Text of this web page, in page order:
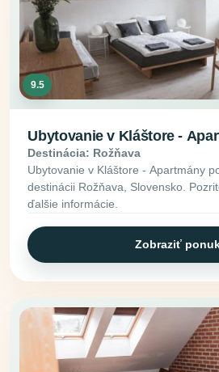
9.5
Ubytovanie v Kláštore -
Destinácia: Rožňava
Ubytovanie v Kláštore - Apartmány
destinácii Rožňava, Slovensko.
ďalšie informácie.
Zobraziť